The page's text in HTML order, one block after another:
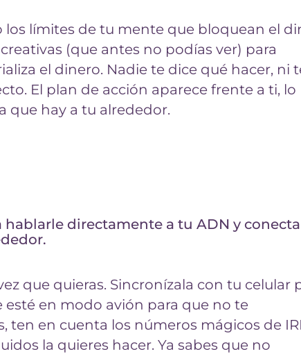
límites de tu mente que bloquean el
(que antes no podías ver) para
el dinero. Nadie te dice qué hacer, ni
El plan de acción aparece frente a ti, lo
que hay a tu alrededor.
directamente a tu ADN y
que quieras. Sincronízala con tu celular
esté en modo avión para que no te
ten en cuenta los números mágicos de
la quieres hacer. Ya sabes que no